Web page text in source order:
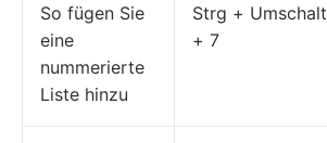
So fügen Sie
eine
nummerierte
Liste hinzu
Strg + Umschalt
+ 7